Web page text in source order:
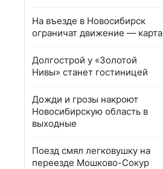
На въезде в Новосибирск
ограничат движение — карта
Долгострой у «Золотой
Нивы» станет гостиницей
Дожди и грозы накроют
Новосибирскую область в
выходные
Поезд смял легковушку на
переезде Мошково-Сокур